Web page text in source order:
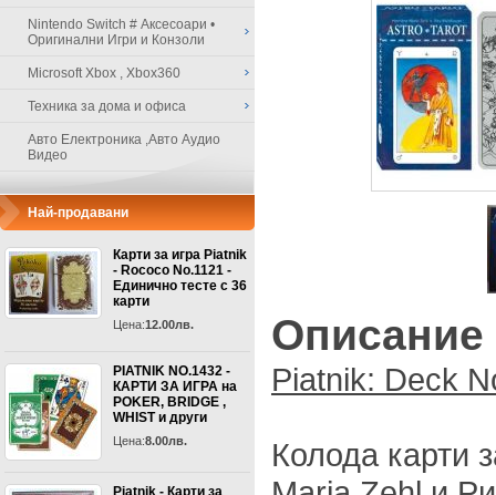
Nintendo Switch # Аксесоари •
Оригинални Игри и Конзоли
Microsoft Xbox , Xbox360
Техника за дома и офиса
Авто Електроника ,Авто Аудио
Видео
Най-продавани
Карти за игра Piatnik
- Rococo No.1121 -
Единично тесте с 36
карти
Цена:12.00лв.
PIATNIK NO.1432 -
КАРТИ ЗА ИГРА на
POKER, BRIDGE ,
WHIST и други
Цена:8.00лв.
Piatnik - Карти за
Описание
Piatnik: Deck
Колода карти